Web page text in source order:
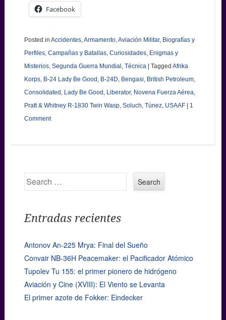
Facebook
Posted in Accidentes,Armamento,Aviación Militar, Biografías y
Perfiles, Campañas y Batallas, Curiosidades, Enigmas y
Misterios, Segunda Guerra Mundial , Técnica Tagged Afrika
Korps, B-24 Lady Be Good , B-24D, Bengasi, British Petroleum,
Consolidated , Lady Be Good , Liberator, Novena Fuerza Aérea,
Pratt & Whitney R-1830 Twin Wasp, Soluch, Túnez, USAAF
1
Comment
Search
Entradas recientes
Antonov An-225 Mrya: Final del Sueño
Convair NB-36H Peacemaker: el Pacificador Atómico
Tupolev Tu 155: el primer pionero de hidrógeno
Aviación y Cine (XVIII): El Viento se Levanta
El primer azote de Fokker: Eindecker